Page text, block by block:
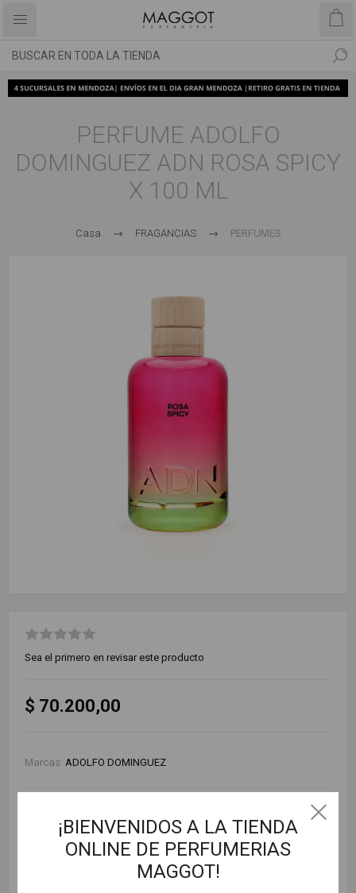
PERFUME ADOLFO
DOMINGUEZ ADN ROSA SPICY
X 100 ML
Casa FRAGANCIAS PERFUMES
Sea el primero en revisar este producto
$ 70.200,00
Marcas: ADOLFO DOMINGUEZ
AÑADIR AL CARRITO
¡BIENVENIDOS A LA TIENDA
ONLINE DE PERFUMERIAS
MAGGOT!